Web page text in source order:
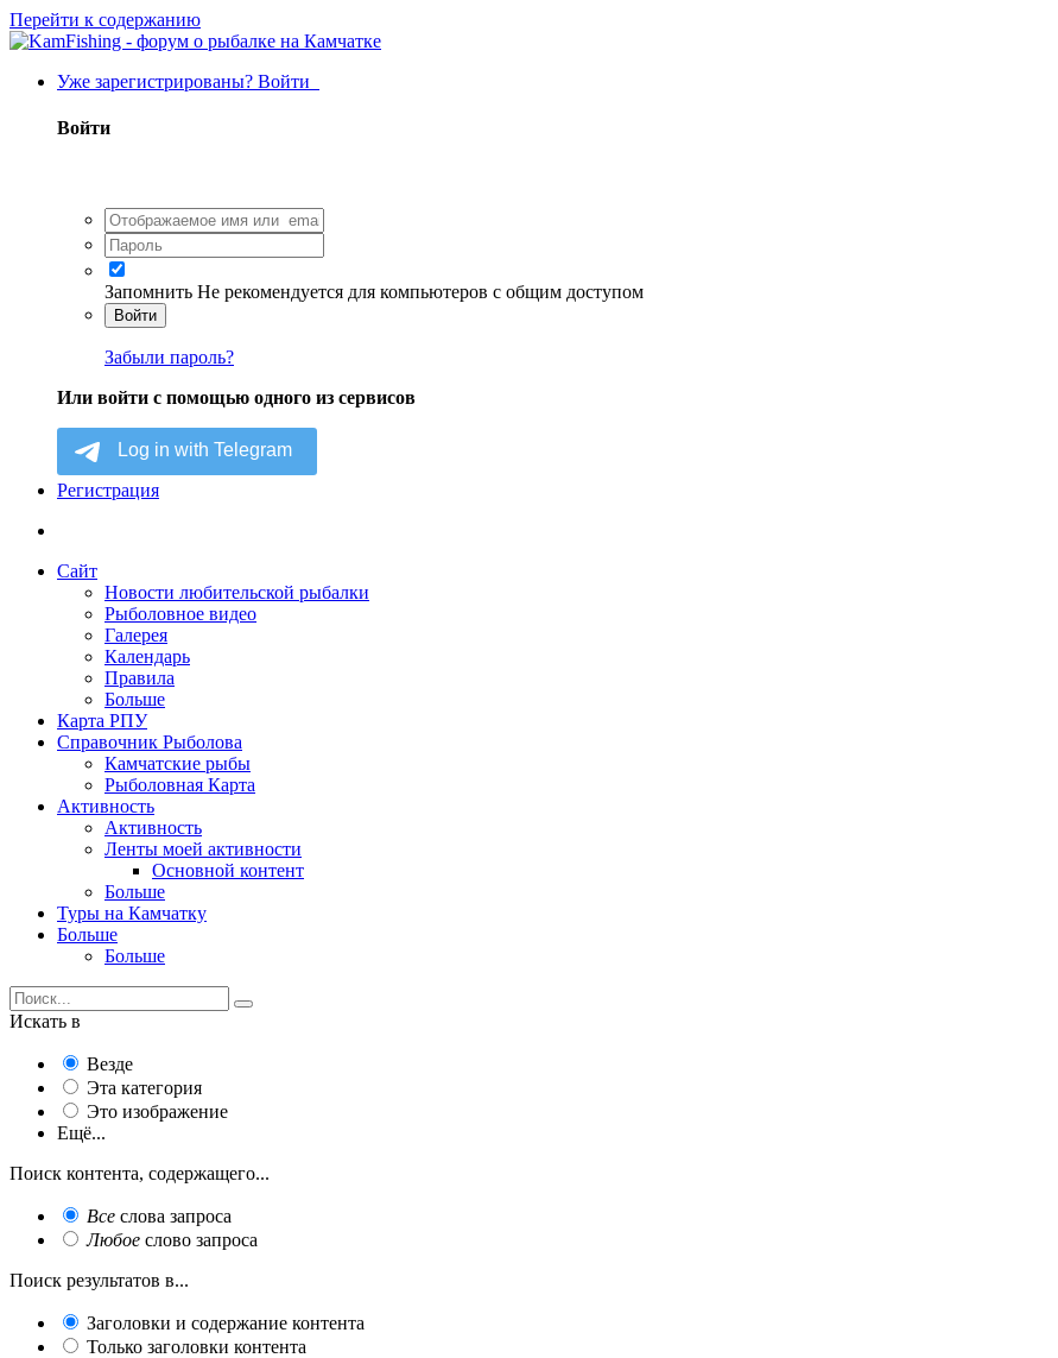
Перейти к содержанию
Уже зарегистрированы? Войти
Войти
Запомнить Не рекомендуется для компьютеров с общим доступом
Войти
Забыли пароль?
Или войти с помощью одного из сервисов
Регистрация
Сайт
Новости любительской рыбалки
Рыболовное видео
Галерея
Календарь
Правила
Больше
Карта РПУ
Справочник Рыболова
Камчатские рыбы
Рыболовная Карта
Активность
Активность
Ленты моей активности
Основной контент
Больше
Туры на Камчатку
Больше
Больше
Искать в
Везде
Эта категория
Это изображение
Ещё...
Поиск контента, содержащего...
Все слова запроса
Любое слово запроса
Поиск результатов в...
Заголовки и содержание контента
Только заголовки контента